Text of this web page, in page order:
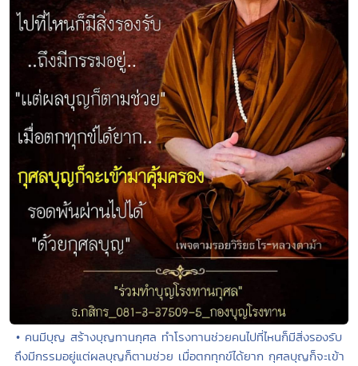
• คนมีบุญ สร้างบุญทานกุศล ทำโรงทานช่วยคนไปที่ไหนก็มีสิ่งรองรับ
ถึงมีกรรมอยู่แต่ผลบุญก็ตามช่วย เมื่อตกทุกข์ได้ยาก กุศลบุญก็จะเข้า